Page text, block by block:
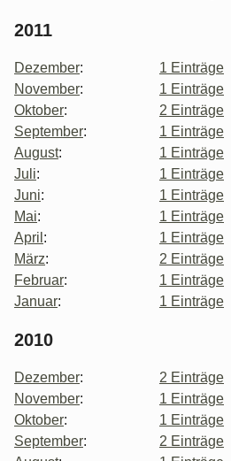
2011
Dezember:
1 Einträge
November:
1 Einträge
Oktober:
2 Einträge
September:
1 Einträge
August:
1 Einträge
Juli:
1 Einträge
Juni:
1 Einträge
Mai:
1 Einträge
April :
1 Einträge
März:
2 Einträge
Februar:
1 Einträge
Januar: 1 Einträge
2010
Dezember:
2 Einträge
November:
1 Einträge
Oktober:
1 Einträge
September:
2 Einträge